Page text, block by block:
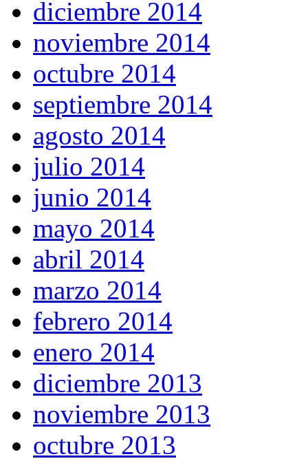
diciembre 2014
noviembre 2014
octubre 2014
septiembre 2014
agosto 2014
julio 2014
junio 2014
mayo 2014
abril 2014
marzo 2014
febrero 2014
enero 2014
diciembre 2013
noviembre 2013
octubre 2013